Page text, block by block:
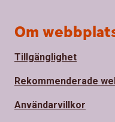
Om
Tillgänglighet
Rekommenderade
Användarvillkor